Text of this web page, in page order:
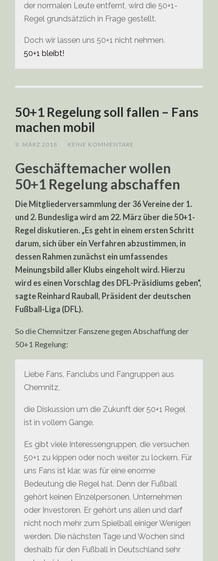
der normalen Leute entfernt, wird die 50+1-
Regel grundsätzlich in Frage gestellt.
Doch wir lassen uns 50+1 nicht nehmen.
50+1 bleibt!
50+1 Regelung soll fallen – Fans
machen mobil
9. MÄRZ 2018 KEINE KOMMENTARE
Geschäftemacher wollen
50+1 Regelung abschaffen
Die Mitgliederversammlung der 36 Vereine der 1.
und 2. Bundesliga wird am 22. März über die 50+1-
Regel diskutieren. „Es geht in einem ersten Schritt
darum, sich über ein Verfahren abzustimmen, in
dessen Rahmen zunächst ein umfassendes
Meinungsbild aller Klubs eingeholt wird. Hierzu
wird es einen Vorschlag des DFL-Präsidiums geben“,
sagte Reinhard Rauball, Präsident der deutschen
Fußball-Liga (DFL).
So die Chemnitzer Fanszene gegen Abschaffung der
50+1 Regelung:
Liebe Fans, Fanclubs und Fangruppen aus
Chemnitz,
die Diskussion um die Zukunft der 50+1 Regel
ist in vollem Gange.
Es gibt viele Interessengruppen, die versuchen
50+1 zu kippen oder noch weiter zu lockern. Für
uns Fans ist klar, was für eine enorme
Bedeutung die Regel hat. Denn der Fußball
gehört keinen Einzelpersonen, Unternehmen
oder Investoren. Er gehört uns allen und darf
nicht noch mehr zum Spielball einiger Wenigen
werden. Die nächsten Tage und Wochen sind
deshalb für den Fußball in Deutschland sehr